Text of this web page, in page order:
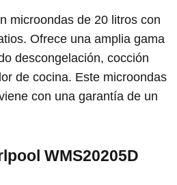
microondas de 20 litros con
Ofrece una amplia gama
descongelación, cocción
de cocina. Este microondas
con una garantía de un
WMS20205D